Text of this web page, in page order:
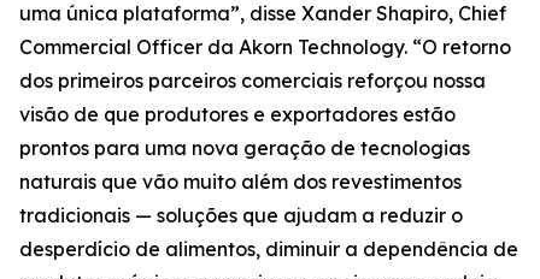
uma única plataforma”, disse Xander Shapiro, Chief
Commercial Officer da Akorn Technology. “O retorno
dos primeiros parceiros comerciais reforçou nossa
visão de que produtores e exportadores estão
prontos para uma nova geração de tecnologias
naturais que vão muito além dos revestimentos
tradicionais — soluções que ajudam a reduzir o
desperdício de alimentos, diminuir a dependência de